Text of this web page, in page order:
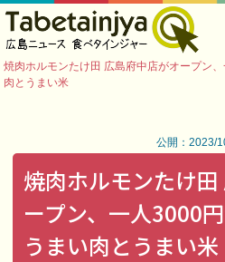
焼肉ホルモンたけ田 広島府中店がオープン
肉とうまい米
公開：2023/
焼肉ホルモンたけ
ープン、一人3000
うまい肉とうまい米